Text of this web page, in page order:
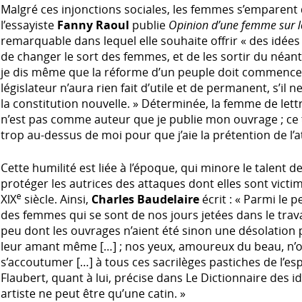
Malgré ces injonctions sociales, les femmes s’emparent
l’essayiste Fanny Raoul publie Opinion d’une femme sur
remarquable dans lequel elle souhaite offrir « des
de changer le sort des femmes, et de les sortir du
je dis même que la réforme d’un peuple doit
législateur n’aura rien fait d’utile et de permanent, s’il
la constitution nouvelle. » Déterminée, la femme de
n’est pas comme auteur que je publie mon ouvrage ;
trop au-dessus de moi pour que j’aie la prétention de
Cette humilité est liée à l’époque, qui minore le talent
protéger les autrices des attaques dont elles sont
XIXe siècle. Ainsi, Charles Baudelaire écrit : « Parmi le
des femmes qui se sont de nos jours jetées dans le
peu dont les ouvrages n’aient été sinon une
leur amant même […] ; nos yeux, amoureux du beau,
s’accoutumer […] à tous ces sacrilèges pastiches de
Flaubert, quant à lui, précise dans Le Dictionnaire des
artiste ne peut être qu’une catin. »